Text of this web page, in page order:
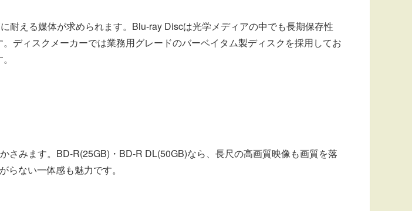
耐える媒体が求められます。Blu-ray Discは光学メディアの中でも長期保存性
ディスクメーカーでは業務用グレードのバーベイタム製ディスクを採用してお
みます。BD-R(25GB)・BD-R DL(50GB)なら、長尺の高画質映像も画質を落
ない一体感も魅力です。